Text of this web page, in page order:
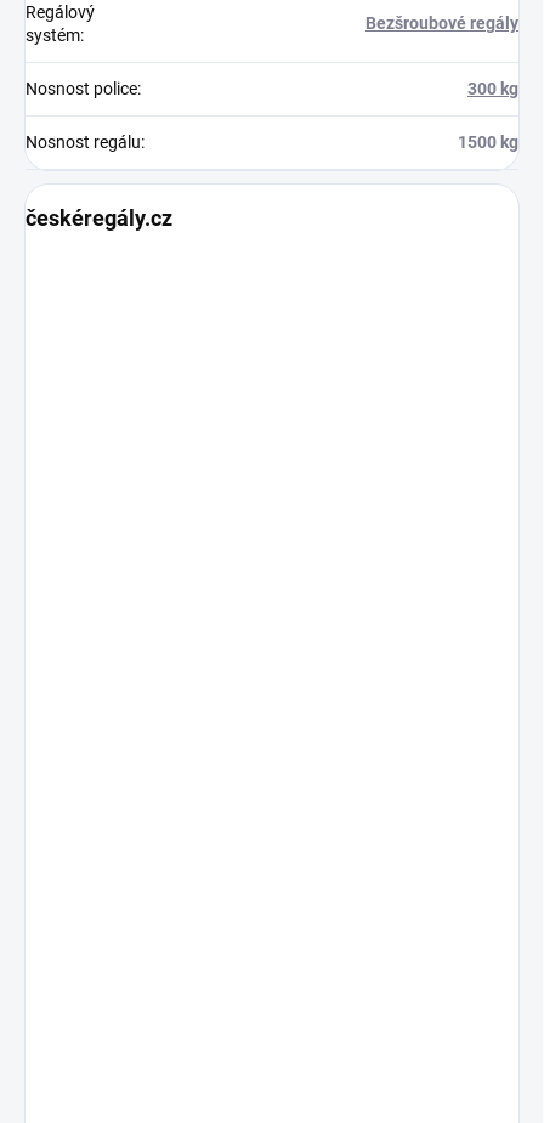
Regálový
systém:
Bezšroubové regály
Nosnost police: 300 kg
Nosnost regálu: 1500 kg
českéregály.cz